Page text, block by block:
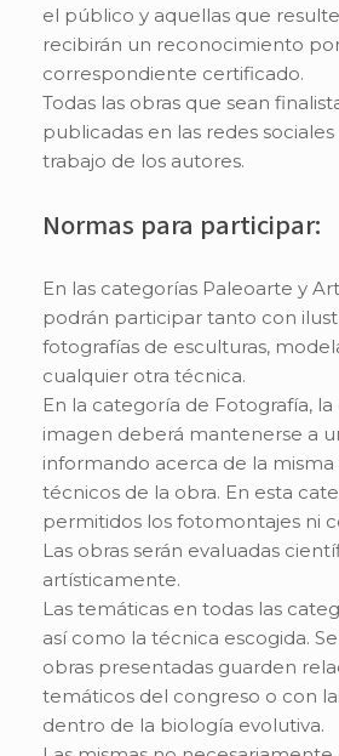
el público y aquellas que
recibirán un reconocimiento
correspondiente certificado.
Todas las obras que sean
publicadas en las redes
trabajo de los autores.
Normas para participar:
En las categorías Paleoarte y
podrán participar tanto con
fotografías de esculturas,
cualquier otra técnica.
En la categoría de Fotografía,
imagen deberá mantenerse a
informando acerca de la misma
técnicos de la obra. En esta
permitidos los fotomontajes ni
Las obras serán evaluadas
artísticamente.
Las temáticas en todas las
así como la técnica escogida.
obras presentadas guarden
temáticos del congreso o con
dentro de la biología evolutiva.